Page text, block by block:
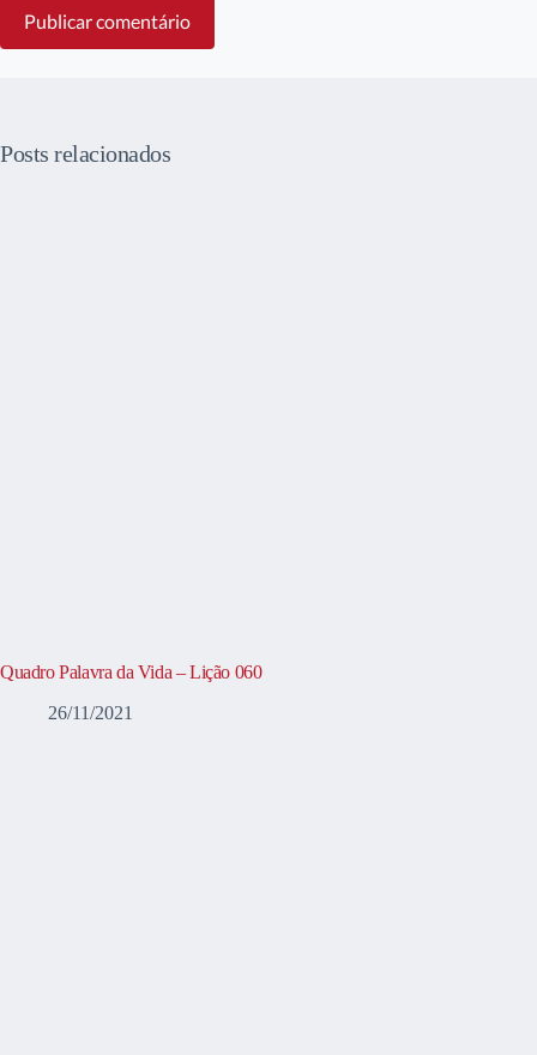
Publicar comentário
Posts relacionados
Quadro Palavra da Vida – Lição 060
26/11/2021